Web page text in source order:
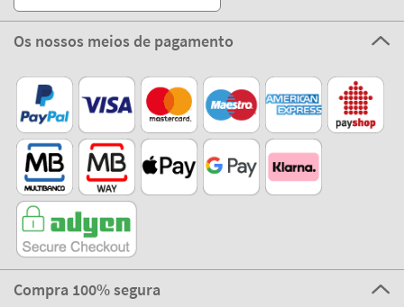
Os nossos meios de pagamento
Compra 100% segura